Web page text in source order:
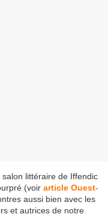
littéraire de Iffendic
(voir article Ouest-
aussi bien avec les
et autrices de notre